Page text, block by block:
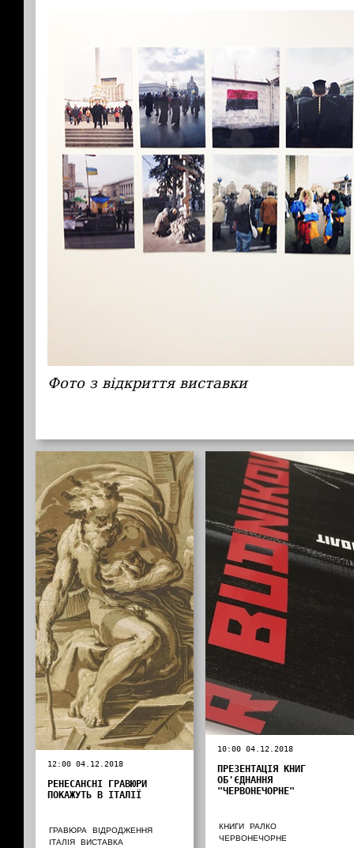
Фото з відкриття виставки
12:00 04.12.2018
РЕНЕСАНСНІ ГРАВЮРИ
ПОКАЖУТЬ В ІТАЛІЇ
ГРАВЮРА
ВІДРОДЖЕННЯ
ІТАЛІЯ
ВИСТАВКА
10:00 04.12.2018
ПРЕЗЕНТАЦІЯ КНИГ
ОБ'ЄДНАННЯ
"ЧЕРВОНЕЧОРНЕ"
КНИГИ
РАЛКО
ЧЕРВОНЕЧОРНЕ